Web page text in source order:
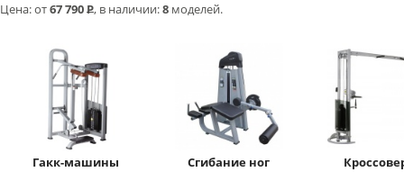
Цена: от67 790Р, в наличии:8 моделей.
Гакк-машины Сгибание ног